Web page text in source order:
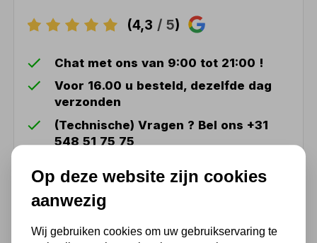
(4,3 / 5)
Chat met ons van 9:00 tot 21:00 !
Voor 16.00 u besteld, dezelfde dag
verzonden
(Technische) Vragen ? Bel ons +31
548 51 75 75
Twents familiebedrijf sinds 1992 !
Op deze website zijn cookies
aanwezig
Wij gebruiken cookies om uw gebruikservaring te